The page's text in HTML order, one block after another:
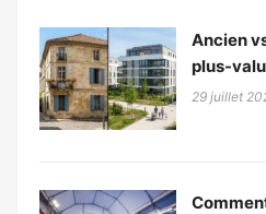
Ancien
plus-
29 juillet